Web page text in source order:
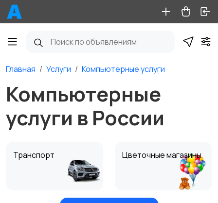
Главная Услуги Компьютерные услуги
Компьютерные
услуги в России
Транспорт Цветочные магазины